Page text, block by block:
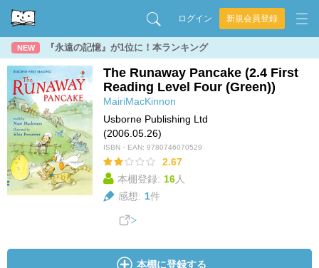
ログイン 新規会員登録
NEW 『永遠の記憶』が1位に！本ランキング
The Runaway Pancake (2.4 First
Reading Level Four (Green))
MairiMacKinnon
Usborne Publishing Ltd
(2006.05.26)
ISBN・EAN: 9780746070529
2.67
本棚登録: 16人
感想: 1件
本棚に登録する